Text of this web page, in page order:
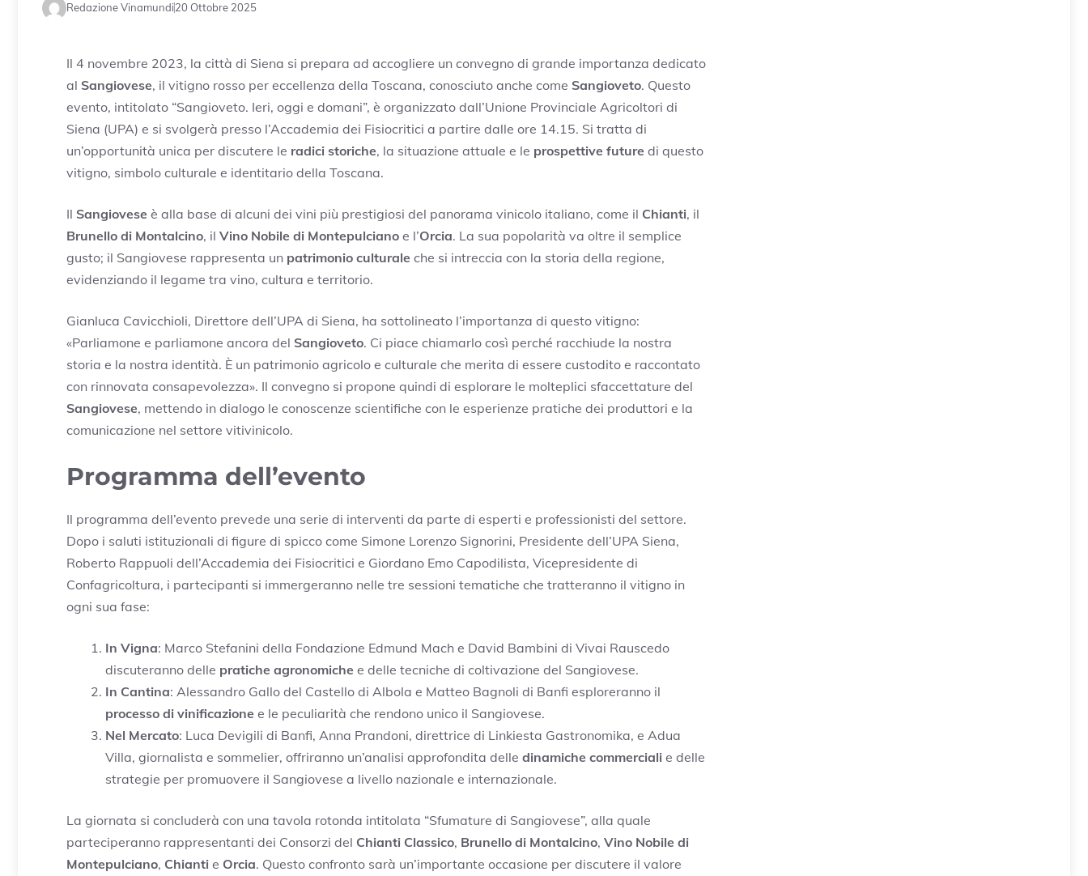
Redazione Vinamundi20 Ottobre 2025
Il 4 novembre 2023, la città di Siena si prepara ad accogliere un convegno di grande importanza dedicato
al Sangiovese, il vitigno rosso per eccellenza della Toscana, conosciuto anche come Sangioveto. Questo
evento, intitolato “Sangioveto. Ieri, oggi e domani”, è organizzato dall’Unione Provinciale Agricoltori di
Siena (UPA) e si svolgerà presso l’Accademia dei Fisiocritici a partire dalle ore 14.15. Si tratta di
un’opportunità unica per discutere le radici storiche, la situazione attuale e le prospettive future di questo
vitigno, simbolo culturale e identitario della Toscana.
Il Sangiovese è alla base di alcuni dei vini più prestigiosi del panorama vinicolo italiano, come il Chianti, il
Brunello di Montalcino, il Vino Nobile di Montepulciano e l’Orcia. La sua popolarità va oltre il semplice
gusto; il Sangiovese rappresenta un patrimonio culturale che si intreccia con la storia della regione,
evidenziando il legame tra vino, cultura e territorio.
Gianluca Cavicchioli, Direttore dell’UPA di Siena, ha sottolineato l’importanza di questo vitigno:
«Parliamone e parliamone ancora del Sangioveto. Ci piace chiamarlo così perché racchiude la nostra
storia e la nostra identità. È un patrimonio agricolo e culturale che merita di essere custodito e raccontato
con rinnovata consapevolezza». Il convegno si propone quindi di esplorare le molteplici sfaccettature del
Sangiovese, mettendo in dialogo le conoscenze scientifiche con le esperienze pratiche dei produttori e la
comunicazione nel settore vitivinicolo.
Programma dell’evento
Il programma dell’evento prevede una serie di interventi da parte di esperti e professionisti del settore.
Dopo i saluti istituzionali di figure di spicco come Simone Lorenzo Signorini, Presidente dell’UPA Siena,
Roberto Rappuoli dell’Accademia dei Fisiocritici e Giordano Emo Capodilista, Vicepresidente di
Confagricoltura, i partecipanti si immergeranno nelle tre sessioni tematiche che tratteranno il vitigno in
ogni sua fase:
In Vigna: Marco Stefanini della Fondazione Edmund Mach e David Bambini di Vivai Rauscedo
discuteranno delle pratiche agronomiche e delle tecniche di coltivazione del Sangiovese.
In Cantina: Alessandro Gallo del Castello di Albola e Matteo Bagnoli di Banfi esploreranno il
processo di vinificazione e le peculiarità che rendono unico il Sangiovese.
Nel Mercato: Luca Devigili di Banfi, Anna Prandoni, direttrice di Linkiesta Gastronomika, e Adua
Villa, giornalista e sommelier, offriranno un’analisi approfondita delle dinamiche commerciali e delle
strategie per promuovere il Sangiovese a livello nazionale e internazionale.
La giornata si concluderà con una tavola rotonda intitolata “Sfumature di Sangiovese”, alla quale
parteciperanno rappresentanti dei Consorzi del Chianti Classico, Brunello di Montalcino, Vino Nobile di
Montepulciano, Chianti e Orcia. Questo confronto sarà un’importante occasione per discutere il valore